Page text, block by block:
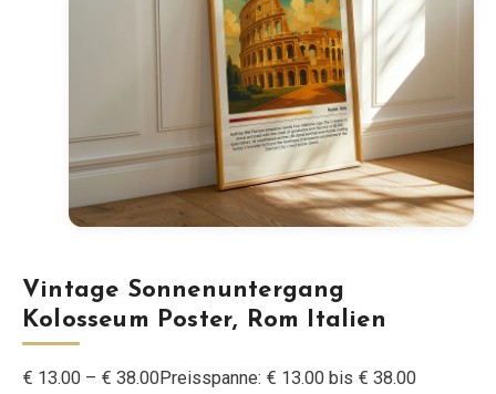
Vintage Sonnenuntergang
Kolosseum Poster, Rom Italien
€ 13.00 – € 38.00Preisspanne: € 13.00 bis € 38.00